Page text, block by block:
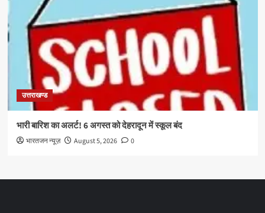
उत्तराखण्ड
भारी बारिश का अलर्ट! 6 अगस्त को देहरादून में स्कूल बंद
भारतजन न्यूज़ August 5, 2026 0